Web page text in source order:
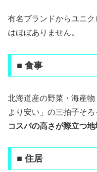
有名ブランドからユニ
はほぼありません。
■ 食事
北海道産の野菜・海産
より安い」の三拍子そろ
コスパの高さが際立つ地
■ 住居